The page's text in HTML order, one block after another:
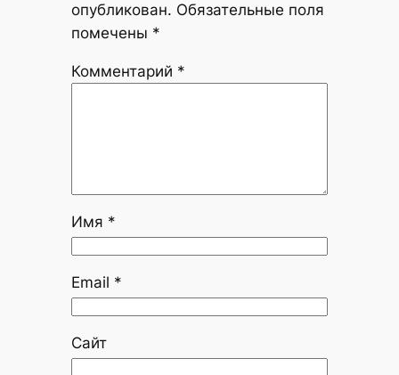
опубликован. Обязательные поля
помечены *
Комментарий *
Имя *
Email *
Сайт